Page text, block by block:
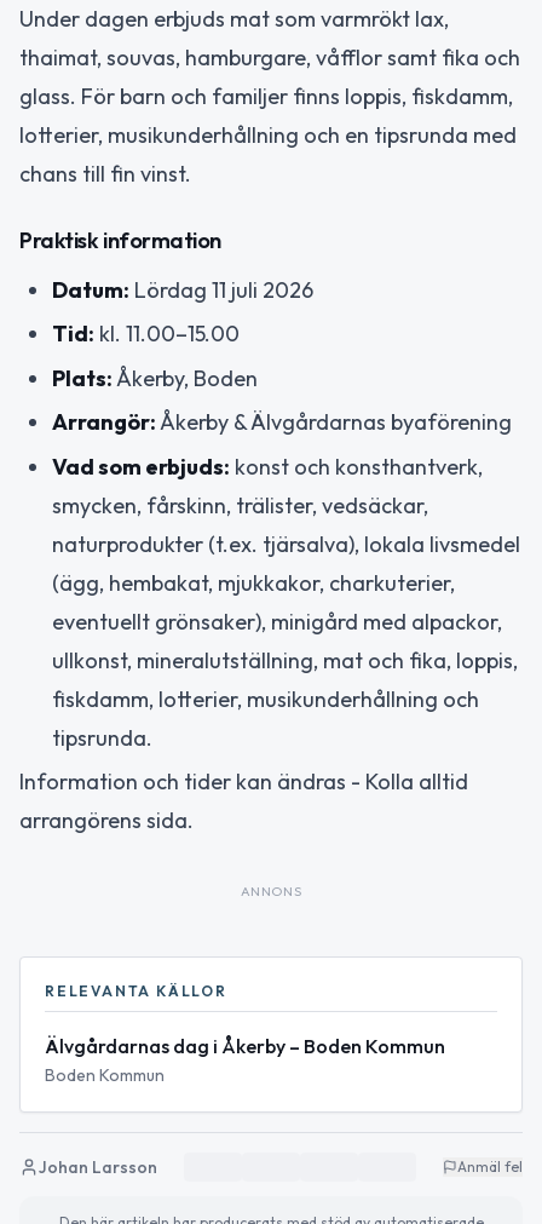
Under dagen erbjuds mat som varmrökt lax,
thaimat, souvas, hamburgare, våfflor samt fika och
glass. För barn och familjer finns loppis, fiskdamm,
lotterier, musikunderhållning och en tipsrunda med
chans till fin vinst.
Praktisk information
Datum: Lördag 11 juli 2026
Tid: kl. 11.00–15.00
Plats:Åkerby, Boden
Arrangör:Åkerby & Älvgårdarnas byaförening
Vad som erbjuds: konst och konsthantverk,
smycken, fårskinn, trälister, vedsäckar,
naturprodukter (t.ex. tjärsalva), lokala livsmedel
(ägg, hembakat, mjukkakor, charkuterier,
eventuellt grönsaker), minigård med alpackor,
ullkonst, mineralutställning, mat och fika, loppis,
fiskdamm, lotterier, musikunderhållning och
tipsrunda.
Information och tider kan ändras - Kolla alltid
arrangörens sida.
ANNONS
RELEVANTA KÄLLOR
Älvgårdarnas dag i Åkerby – Boden Kommun
Boden Kommun
Johan Larsson Anmäl fel